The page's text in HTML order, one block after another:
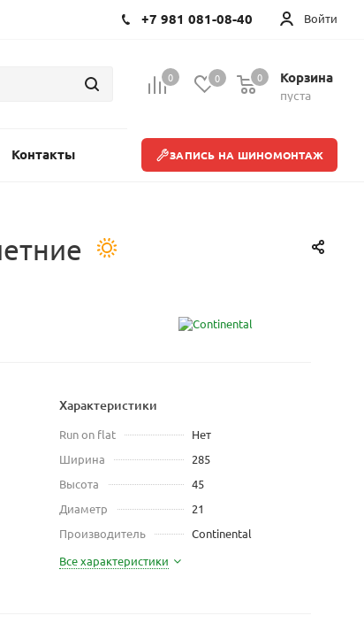
Войти
+7 981 081-08-40
0 0 Корзина
пуста
0
Контакты ЗАПИСЬ НА ШИНОМОНТАЖ
Характеристики
Run on flat
Нет
Ширина
285
Высота
45
Диаметр
21
Производитель
Continental
Все характеристики